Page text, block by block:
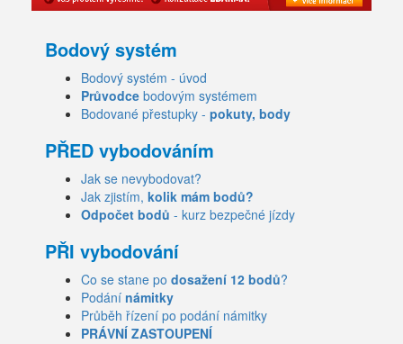
Bodový systém
Bodový systém - úvod
Průvodce bodovým systémem
Bodované přestupky - pokuty, body
PŘED vybodováním
Jak se nevybodovat?
Jak zjistím, kolik mám bodů?
Odpočet bodů - kurz bezpečné jízdy
PŘI vybodování
Co se stane po dosažení 12 bodů?
Podání námitky
Průběh řízení po podání námitky
PRÁVNÍ ZASTOUPENÍ